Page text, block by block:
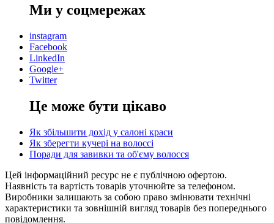
Ми у соцмережах
instagram
Facebook
LinkedIn
Google+
Twitter
Це може бути цікаво
Як збільшити дохід у салоні краси
Як зберегти кучері на волоссі
Поради для завивки та об'єму волосся
Цей інформаційний ресурс не є публічною офертою.
Наявність та вартість товарів уточнюйте за телефоном.
Виробники залишають за собою право змінювати технічні
характеристики та зовнішній вигляд товарів без попереднього
повідомлення.